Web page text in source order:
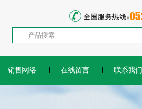
销售网络 在线留言 联系我们